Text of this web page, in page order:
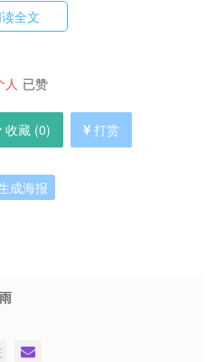
示当前尺寸
(截图后有效)
修改快捷键
全文
人 已赞
收藏 (0) 打赏
成海报